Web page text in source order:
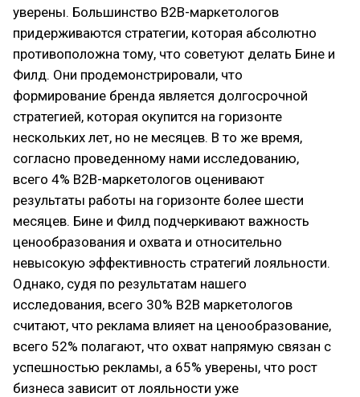
уверены. Большинство В2В-маркетологов
придерживаются стратегии, которая абсолютно
противоположна тому, что советуют делать Бине и
Филд. Они продемонстрировали, что
формирование бренда является долгосрочной
стратегией, которая окупится на горизонте
нескольких лет, но не месяцев. В то же время,
согласно проведенному нами исследованию,
всего 4% В2В-маркетологов оценивают
результаты работы на горизонте более шести
месяцев. Бине и Филд подчеркивают важность
ценообразования и охвата и относительно
невысокую эффективность стратегий лояльности.
Однако, судя по результатам нашего
исследования, всего 30% В2В маркетологов
считают, что реклама влияет на ценообразование,
всего 52% полагают, что охват напрямую связан с
успешностью рекламы, а 65% уверены, что рост
бизнеса зависит от лояльности уже